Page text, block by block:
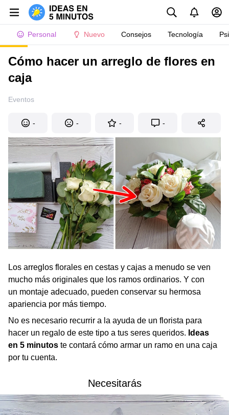
Personal Nuevo Consejos Tecnología
Cómo hacer un arreglo de flores en
caja
Eventos
- - - -
Los arreglos florales en cestas y cajas a menudo se ven
mucho más originales que los ramos ordinarios. Y con
un montaje adecuado, pueden conservar su hermosa
apariencia por más tiempo.
No es necesario recurrir a la ayuda de un florista para
hacer un regalo de este tipo a tus seres queridos. Ideas
en 5 minutos te contará cómo armar un ramo en una caja
por tu cuenta.
Necesitarás